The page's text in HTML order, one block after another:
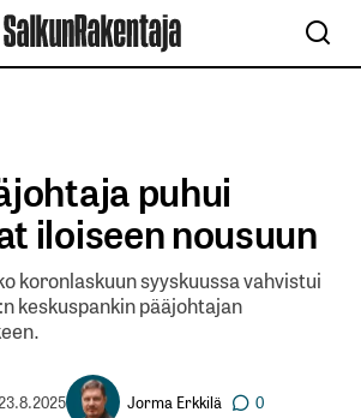
puhui
iloiseen nousuun
koronlaskuun syyskuussa vahvistui
keskuspankin pääjohtajan
23.8.2025 Jorma Erkkilä 0